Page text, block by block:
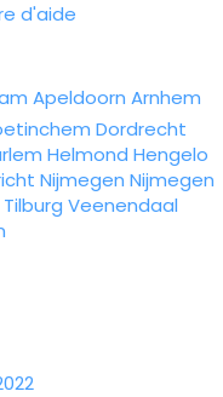
d'aide
Apeldoorn Arnhem
Dordrecht
Helmond Hengelo
Nijmegen Nijmegen
Tilburg Veenendaal